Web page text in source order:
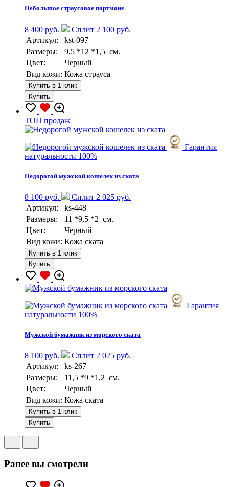
Небольшое страусовое портмоне
8 400 руб.
Сплит 2 100 руб.
Артикул:
kst-097
Размеры:
9,5 *12 *1,5 см.
Цвет:
Черный
Вид кожи: Кожа страуса
Купить в 1 клик
Купить
TOП продаж
Гарантия
натуральности 100%
Недорогой мужской кошелек из ската
8 100 руб.
Сплит 2 025 руб.
Артикул:
ks-448
Размеры:
11 *9,5 *2 см.
Цвет:
Черный
Вид кожи: Кожа ската
Купить в 1 клик
Купить
Гарантия
натуральности 100%
Мужской бумажник из морского ската
8 100 руб.
Сплит 2 025 руб.
Артикул:
ks-267
Размеры:
11,5 *9 *1,2 см.
Цвет:
Черный
Вид кожи: Кожа ската
Купить в 1 клик
Купить
Ранее вы смотрели